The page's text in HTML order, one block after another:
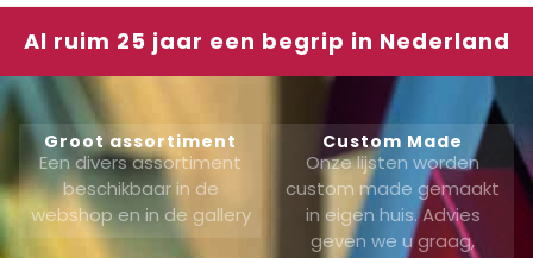
Al ruim 25 jaar een begrip in Nederland
Groot assortiment
Een divers assortiment
beschikbaar in de
webshop en in de gallery
Custom Made
Onze lijsten worden
custom made gemaakt
in eigen huis. Advies
geven we u graag,